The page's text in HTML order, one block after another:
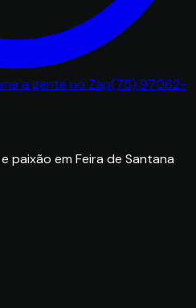
a gente no Zap(75) 97062-
paixão em Feira de Santana